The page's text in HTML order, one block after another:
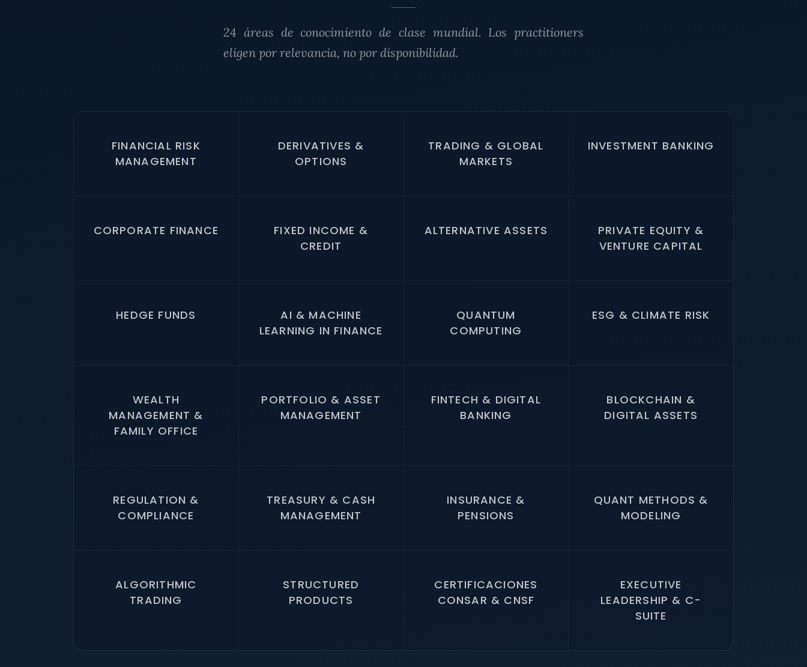
24 áreas de conocimiento de clase mundial. Los practitioners
eligen por relevancia, no por disponibilidad.
FINANCIAL RISK
MANAGEMENT
DERIVATIVES &
OPTIONS
TRADING & GLOBAL
MARKETS
INVESTMENT BANKING
CORPORATE FINANCE
FIXED INCOME &
CREDIT
ALTERNATIVE ASSETS
PRIVATE EQUITY &
VENTURE CAPITAL
HEDGE FUNDS
AI & MACHINE
LEARNING IN FINANCE
QUANTUM
COMPUTING
ESG & CLIMATE RISK
WEALTH
MANAGEMENT &
FAMILY OFFICE
PORTFOLIO & ASSET
MANAGEMENT
FINTECH & DIGITAL
BANKING
BLOCKCHAIN &
DIGITAL ASSETS
REGULATION &
COMPLIANCE
TREASURY & CASH
MANAGEMENT
INSURANCE &
PENSIONS
QUANT METHODS &
MODELING
ALGORITHMIC
TRADING
STRUCTURED
PRODUCTS
CERTIFICACIONES
CONSAR & CNSF
EXECUTIVE
LEADERSHIP & C-
SUITE